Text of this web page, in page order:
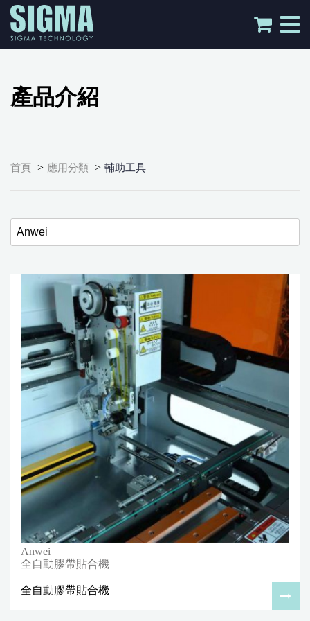
產品介紹
首頁 > 應用分類 > 輔助工具
Anwei
全自動膠帶貼合機
全自動膠帶貼合機